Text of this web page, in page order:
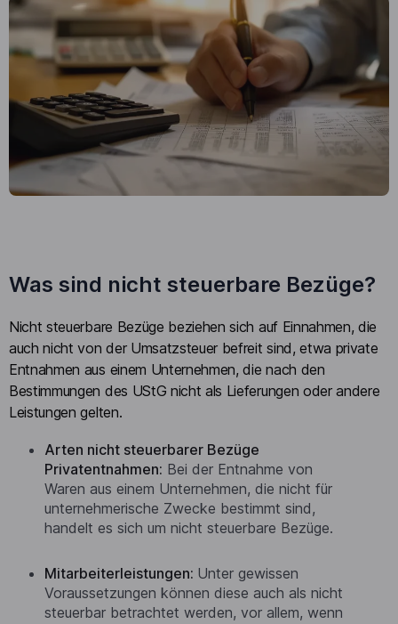
Was sind nicht steuerbare Bezüge?
Nicht steuerbare Bezüge beziehen sich auf Einnahmen, die
auch nicht von der Umsatzsteuer befreit sind, etwa private
Entnahmen aus einem Unternehmen, die nach den
Bestimmungen des UStG nicht als Lieferungen oder andere
Leistungen gelten.
Arten nicht steuerbarer Bezüge
Privatentnahmen: Bei der Entnahme von
Waren aus einem Unternehmen, die nicht für
unternehmerische Zwecke bestimmt sind,
handelt es sich um nicht steuerbare Bezüge.
Mitarbeiterleistungen: Unter gewissen
Voraussetzungen können diese auch als nicht
steuerbar betrachtet werden, vor allem, wenn